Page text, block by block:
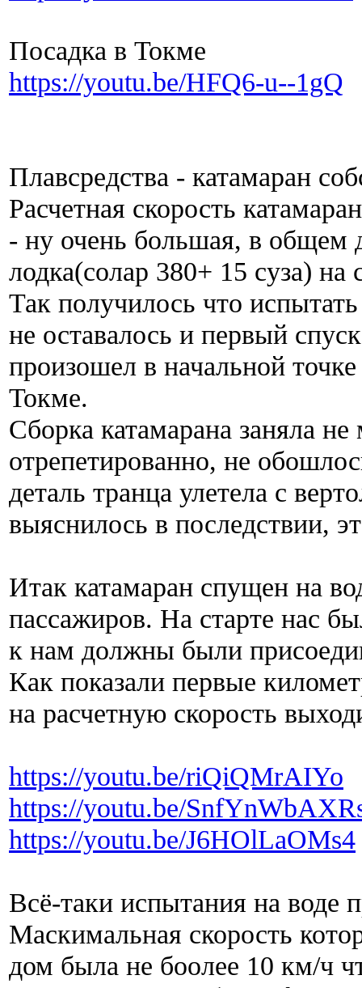
Посадка в Токме
https://youtu.be/HFQ6-u--1gQ
Плавсредства - катамаран
Расчетная скорость
- ну очень большая, в общем
лодка(солар 380+ 15 суза)
Так получилось что
не оставалось и первый
произошел в начальной
Токме.
Сборка катамарана заняла
отрепетированно, не
деталь транца улетела с
выяснилось в последствии,
Итак катамаран спущен на
пассажиров. На старте нас
к нам должны были
Как показали первые
на расчетную скорость
https://youtu.be/riQiQMrAIYo
https://youtu.be/
https://youtu.be/J6HOlLaOMs4
Всё-таки испытания на воде
Маскимальная скорость
дом была не боолее 10 км/ч